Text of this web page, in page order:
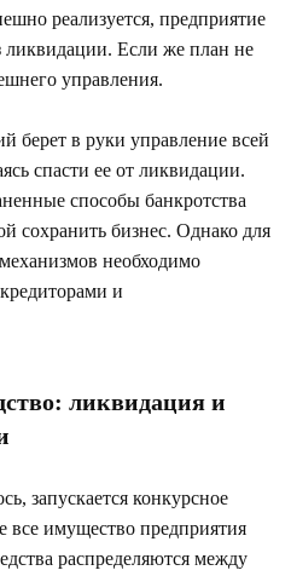
реализуется, предприятие
ликвидации. Если же план не
управления.
берет в руки управление всей
спасти ее от ликвидации.
способы банкротства
сохранить бизнес. Однако для
необходимо
и
ликвидация и
запускается конкурсное
все имущество предприятия
распределяются между